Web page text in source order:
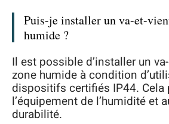
Puis-je installer un va-et-
humide ?
Il est possible d’installer un
zone humide à condition
dispositifs certifiés IP44. Cela
l’équipement de l’humidité et
durabilité.